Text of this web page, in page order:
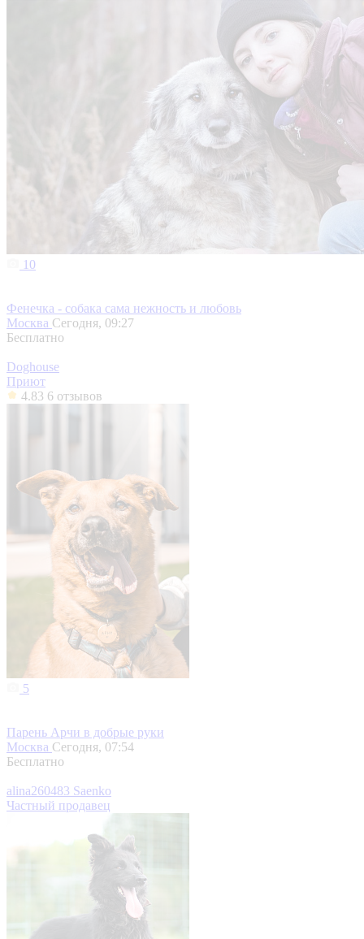
10
Фенечка - собака сама нежность и любовь
Москва Сегодня, 09:27
Бесплатно
Doghouse
Приют
4.83 6 отзывов
5
Парень Арчи в добрые руки
Москва Сегодня, 07:54
Бесплатно
alina260483 Saenko
Частный продавец